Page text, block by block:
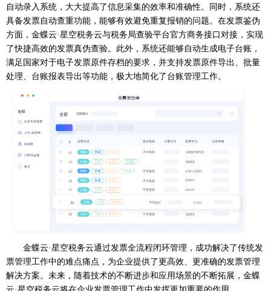
自动录入系统，大大提高了信息采集的效率和准确性。同时，系统还
具备发票自动查重功能，能够有效避免重复报销的问题。在发票鉴伪
方面，金蝶云·星空税务云与税务局查验平台官方商务接口对接，实现
了快捷高效的发票真伪查验。此外，系统还能够自动生成电子台账，
满足国家对于电子发票原件存档的要求，并支持发票原件导出、批量
处理、台账报表导出等功能，极大地简化了台账管理工作。
金蝶云·星空税务云通过发票全流程闭环管理，成功解决了传统发
票管理工作中的难点痛点，为企业提供了更高效、更准确的发票管理
解决方案。未来，随着技术的不断进步和应用场景的不断拓展，金蝶